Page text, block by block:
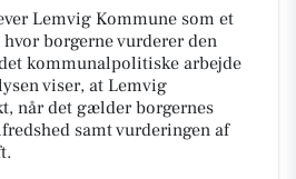
Lemvig Kommune som et
borgerne vurderer den
kommunalpolitiske arbejde
viser, at Lemvig
når det gælder borgernes
samt vurderingen af